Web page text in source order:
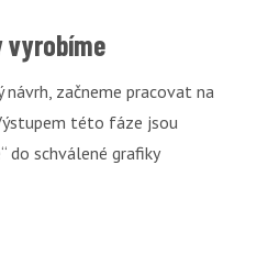
vyrobíme
začneme pracovat na
této fáze jsou
do schválené grafiky